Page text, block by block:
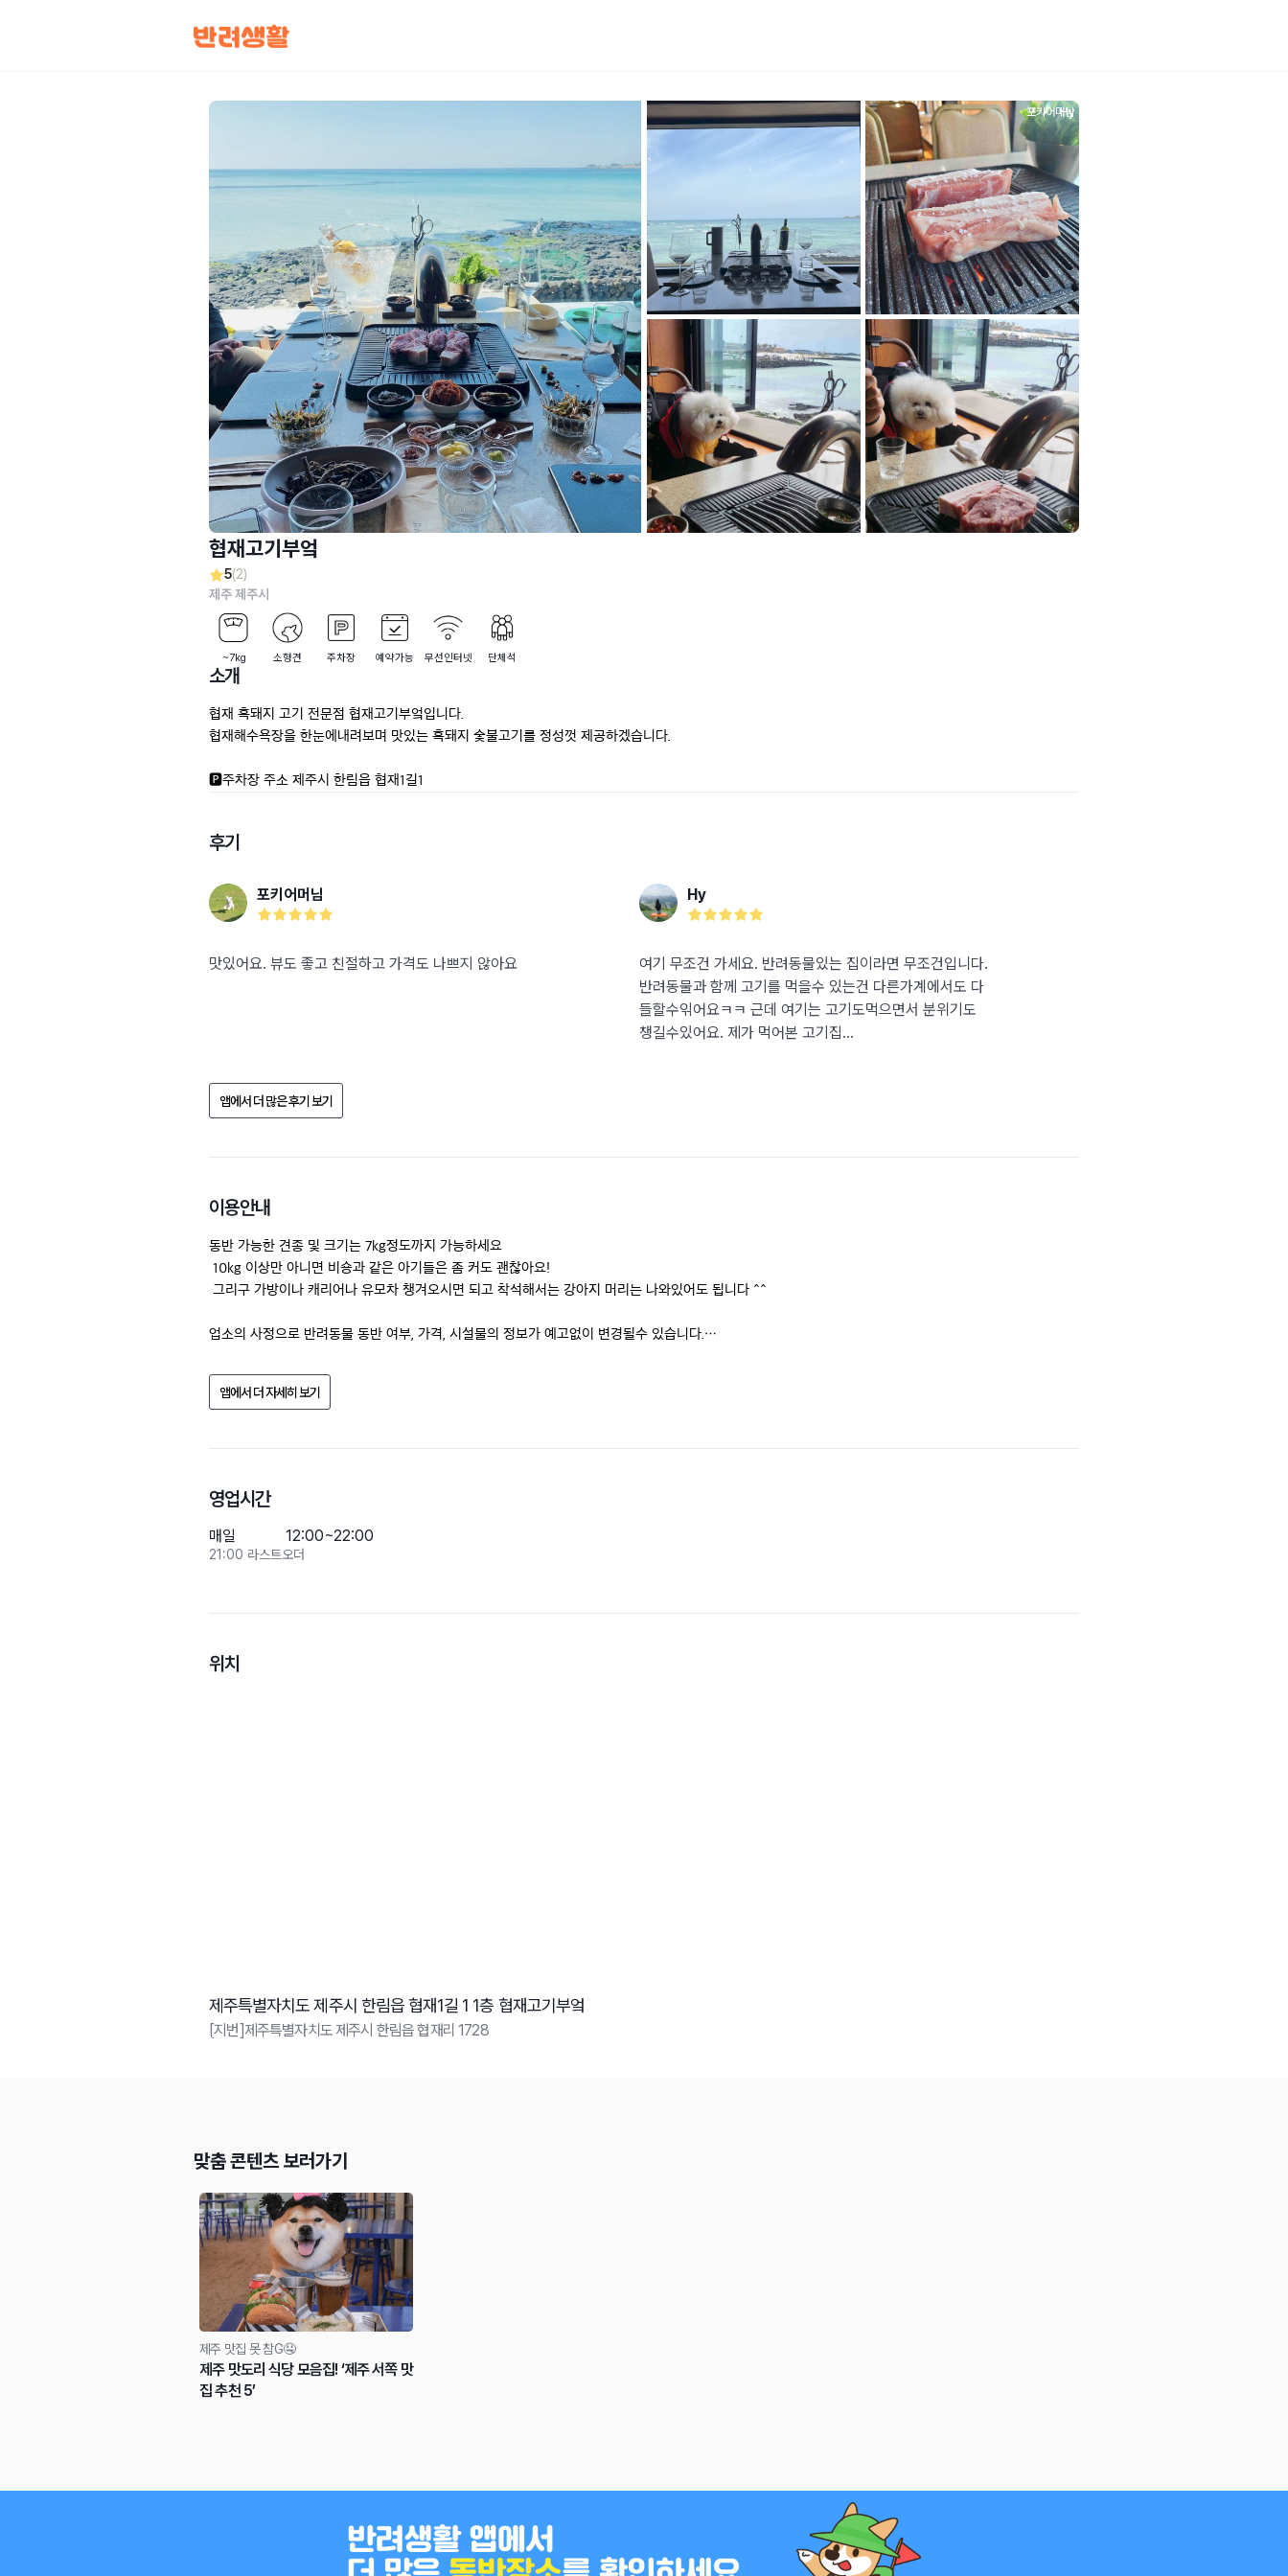
포키어머님
Hy
Hy
협재고기부엌
5(2)
제주 제주시
~7kg 소형견 주차장 예약가능 무선인터넷 단체석
소개
협재 흑돼지 고기 전문점 협재고기부엌입니다.
협재해수욕장을 한눈에내려보며 맛있는 흑돼지 숯불고기를 정성껏 제공하겠습니다.
🅿️주차장 주소 제주시 한림읍 협재1길1
후기
포키어머님
맛있어요. 뷰도 좋고 친절하고 가격도 나쁘지 않아요
Hy
여기 무조건 가세요. 반려동물있는 집이라면 무조건입니다.
반려동물과 함께 고기를 먹을수 있는건 다른가계에서도 다
들할수읶어요ㅋㅋ 근데 여기는 고기도먹으면서 분위기도
챙길수있어요. 제가 먹어본 고기집...
앱에서 더 많은 후기 보기
이용안내
동반 가능한 견종 및 크기는 7kg정도까지 가능하세요
10kg 이상만 아니면 비숑과 같은 아기들은 좀 커도 괜찮아요!
그리구 가방이나 캐리어나 유모차 챙겨오시면 되고 착석해서는 강아지 머리는 나와있어도 됩니다 ^^
업소의 사정으로 반려동물 동반 여부, 가격, 시설물의 정보가 예고없이 변경될수 있습니다.
앱에서 더 자세히 보기
영업시간
매일 12:00~22:00
21:00 라스트오더
위치
제주특별자치도 제주시 한림읍 협재1길 1 1층 협재고기부엌
[지번]제주특별자치도 제주시 한림읍 협재리 1728
맞춤 콘텐츠 보러가기
제주 맛집 못 참G🤤
제주 맛도리 식당 모음집! ‘제주 서쪽 맛
집 추천 5’